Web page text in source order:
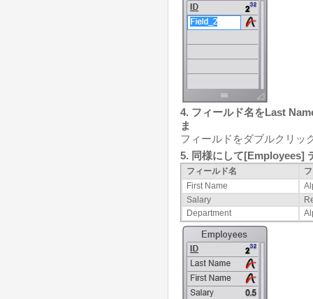
4. フィールド名をLast
ま
フィールドをダブルクリッ
5. 同様にして[Employees]
フィールド名
First Name
Salary
Department